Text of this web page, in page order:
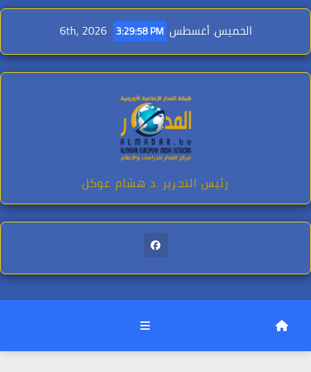
Skip
content
الخميس. أغسطس 6th, 2026 3:29:59 PM
رئيس التحرير .د هشام عوكل